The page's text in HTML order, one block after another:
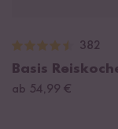
382
Basis
ab 54,99 €